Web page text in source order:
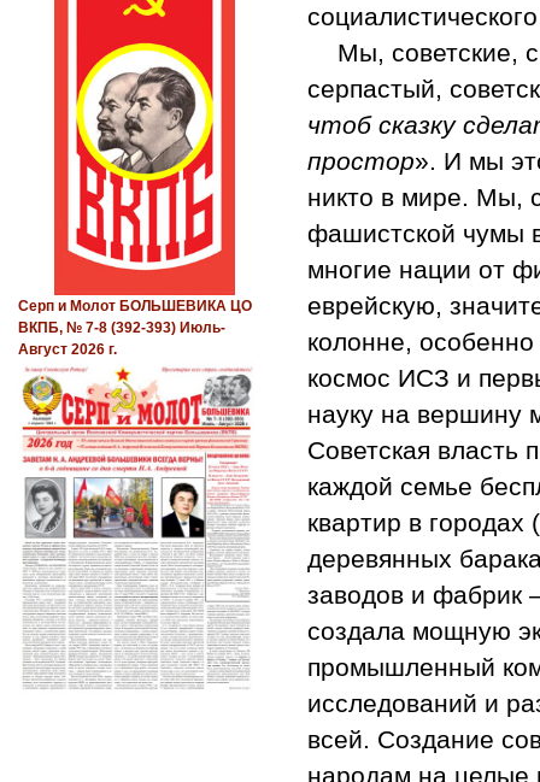
Мы, советские,
серпастый,
чтоб сказку
простор». И мы
никто в мире. Мы,
фашистской чумы
многие нации от
еврейскую,
колонне,
космос ИСЗ и
науку на вершину
Советская власть
каждой семье
квартир в
деревянных
заводов и фабрик
создала мощную
промышленный
исследований и
всей. Создание
народам на целые
Серп и Молот БОЛЬШЕВИКА ЦО
ВКПБ, № 7-8 (392-393) Июль-
Август 2026 г.